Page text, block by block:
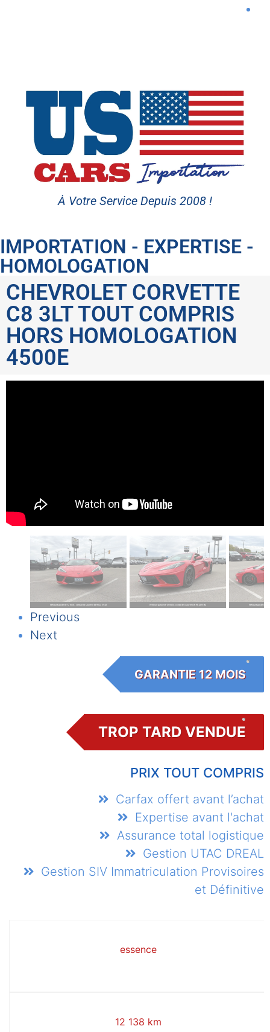
À Votre Service Depuis 2008 !
IMPORTATION - EXPERTISE -
HOMOLOGATION
CHEVROLET CORVETTE
C8 3LT TOUT COMPRIS
HORS HOMOLOGATION
4500E
Previous
Next
GARANTIE 12 MOIS
TROP TARD VENDUE
PRIX TOUT COMPRIS
Carfax offert avant l’achat
Expertise avant l'achat
Assurance total logistique
Gestion UTAC DREAL
Gestion SIV Immatriculation Provisoires
et Définitive
essence
12 138 km